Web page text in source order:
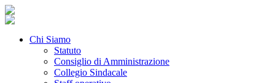
Chi Siamo
Statuto
Consiglio di Amministrazione
Collegio Sindacale